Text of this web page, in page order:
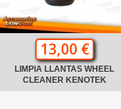
13,00 €
LIMPIA LLANTAS WHEEL
CLEANER KENOTEK